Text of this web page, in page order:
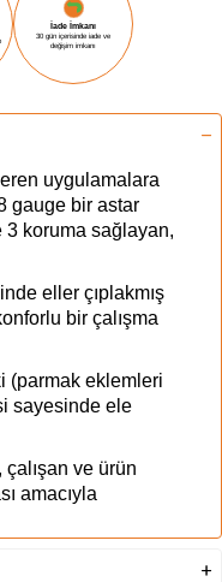
İade İmkanı
30 gün içerisinde iade ve
değişim imkanı
uygulamalara
gauge bir astar
3 koruma sağlayan,
eller çıplakmış
bir çalışma
(parmak eklemleri
sayesinde ele
ve ürün
amacıyla